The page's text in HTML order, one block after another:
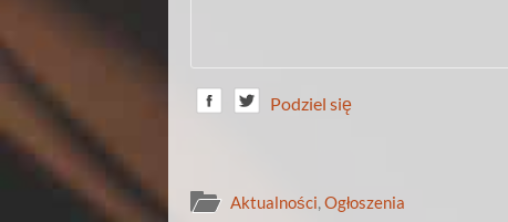
Podziel się
Aktualności, Ogłoszenia